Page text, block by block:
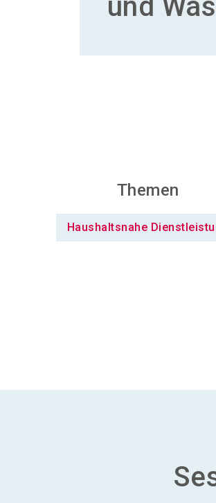
und
Themen
Haushaltsnahe